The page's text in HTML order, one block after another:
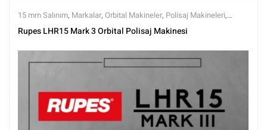
15 mm Salınım, Markalar, Orbital Makineler, Polisaj Makineleri,
Polisaj ve Parlatma,Rupes,Tüm Ürünler ,Tüm Ürünler
Rupes LHR15 Mark 3 Orbital Polisaj Makinesi